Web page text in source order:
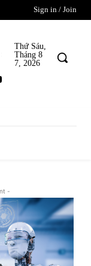
Sign in / Join
Thứ Sáu,
Tháng 8
7, 2026
-